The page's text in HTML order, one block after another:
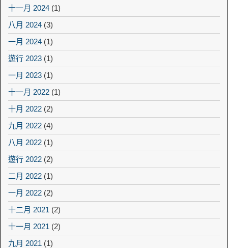
十一月 2024 (1)
八月 2024 (3)
一月 2024 (1)
遊行 2023 (1)
一月 2023 (1)
十一月 2022 (1)
十月 2022 (2)
九月 2022 (4)
八月 2022 (1)
遊行 2022 (2)
二月 2022 (1)
一月 2022 (2)
十二月 2021 (2)
十一月 2021 (2)
九月 2021 (1)